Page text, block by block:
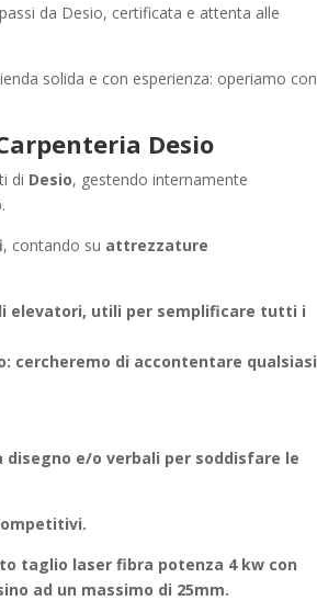
da Desio, certificata e attenta alle
solida e con esperienza: operiamo con
Desio
di Desio, gestendo internamente
.
, contando su attrezzature
elevatori, utili per semplificare tutti i
: cercheremo di accontentare qualsiasi
disegno e/o verbali per soddisfare le
taglio laser fibra potenza 4 kw con
ad un massimo di 25mm.